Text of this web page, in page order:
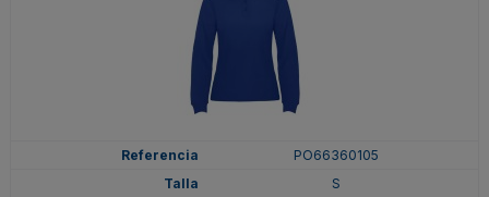
PO66360105
S